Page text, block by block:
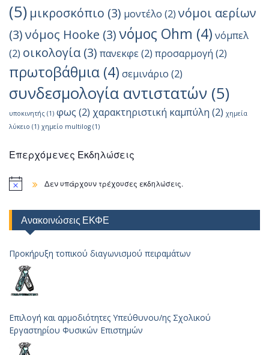
(5) μικροσκόπιο (3) μοντέλο (2) νόμοι αερίων
(3)νόμος Hooke (3)νόμος Ohm (4) νόμπελ
(2) οικολογία(3) πανεκφε(2) προσαρμογή (2)
πρωτοβάθμια (4) σεμινάριο (2)
συνδεσμολογία αντιστατών (5)
υποκινητής (1) φως (2) χαρακτηριστική καμπύλη (2) χημεία
λύκειο (1) χημείο multilog (1)
Επερχόμενες Εκδηλώσεις
Δεν υπάρχουν τρέχουσες εκδηλώσεις.
Ανακοινώσεις ΕΚΦΕ
Προκήρυξη τοπικού διαγωνισμού πειραμάτων
Επιλογή και αρμοδιότητες Υπεύθυνου/ης Σχολικού
Εργαστηρίου Φυσικών Επιστημών